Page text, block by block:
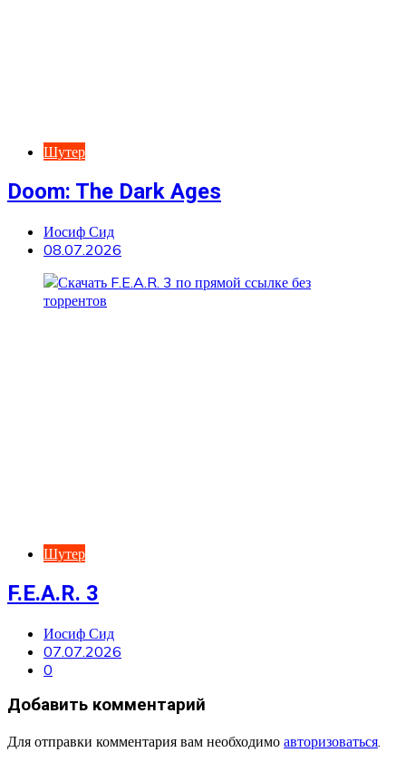
Шутер
Doom: The Dark Ages
Иосиф Сид
08.07.2026
Шутер
F.E.A.R. 3
Иосиф Сид
07.07.2026
0
Добавить комментарий
Для отправки комментария вам необходимо авторизоваться